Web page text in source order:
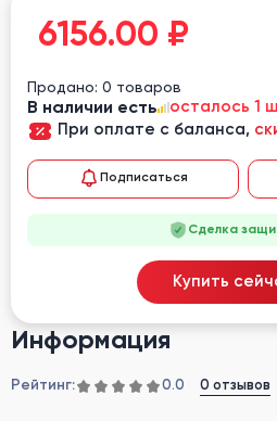
Информация
Рейтинг: 0.0 0 отзывов
6156.00 ₽
Продано: 0 товаров
В наличии есть
осталось 1
При оплате с баланса,
Подписаться
Сделка
Купить